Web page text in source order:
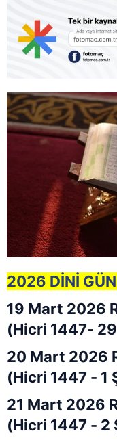
2026 DİNİ
19 Mart 2026
(Hicri 1447-
20 Mart 2026
(Hicri 1447 - 1
21 Mart 2026
(Hicri 1447 - 2